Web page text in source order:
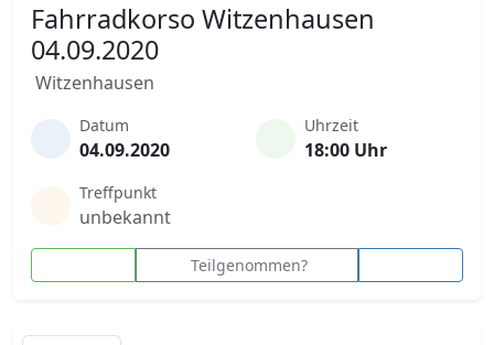
Fahrradkorso Witzenhausen
04.09.2020
Witzenhausen
Datum
04.09.2020
Uhrzeit
18:00 Uhr
Treffpunkt
unbekannt
Teilgenommen?